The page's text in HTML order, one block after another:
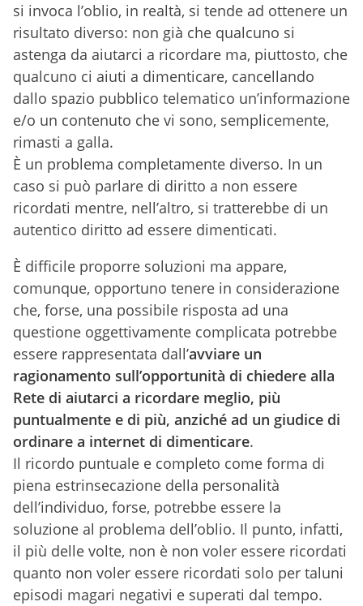
si invoca l’oblio, in realtà, si tende ad ottenere un
risultato diverso: non già che qualcuno si
astenga da aiutarci a ricordare ma, piuttosto, che
qualcuno ci aiuti a dimenticare, cancellando
dallo spazio pubblico telematico un’informazione
e/o un contenuto che vi sono, semplicemente,
rimasti a galla.
È un problema completamente diverso. In un
caso si può parlare di diritto a non essere
ricordati mentre, nell’altro, si tratterebbe di un
autentico diritto ad essere dimenticati.
È difficile proporre soluzioni ma appare,
comunque, opportuno tenere in considerazione
che, forse, una possibile risposta ad una
questione oggettivamente complicata potrebbe
essere rappresentata dall’avviare un
ragionamento sull’opportunità di chiedere alla
Rete di aiutarci a ricordare meglio, più
puntualmente e di più, anziché ad un giudice di
ordinare a internet di dimenticare.
Il ricordo puntuale e completo come forma di
piena estrinsecazione della personalità
dell’individuo, forse, potrebbe essere la
soluzione al problema dell’oblio. Il punto, infatti,
il più delle volte, non è non voler essere ricordati
quanto non voler essere ricordati solo per taluni
episodi magari negativi e superati dal tempo.